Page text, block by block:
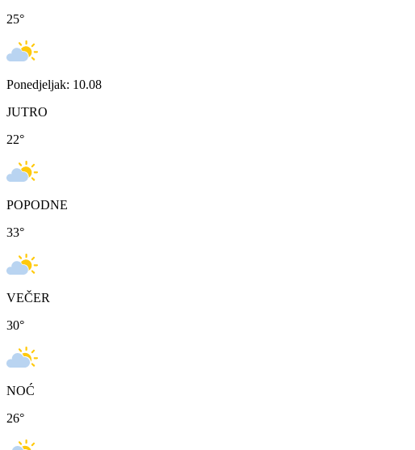
25°
Ponedjeljak: 10.08
JUTRO
22°
POPODNE
33°
VEČER
30°
NOĆ
26°